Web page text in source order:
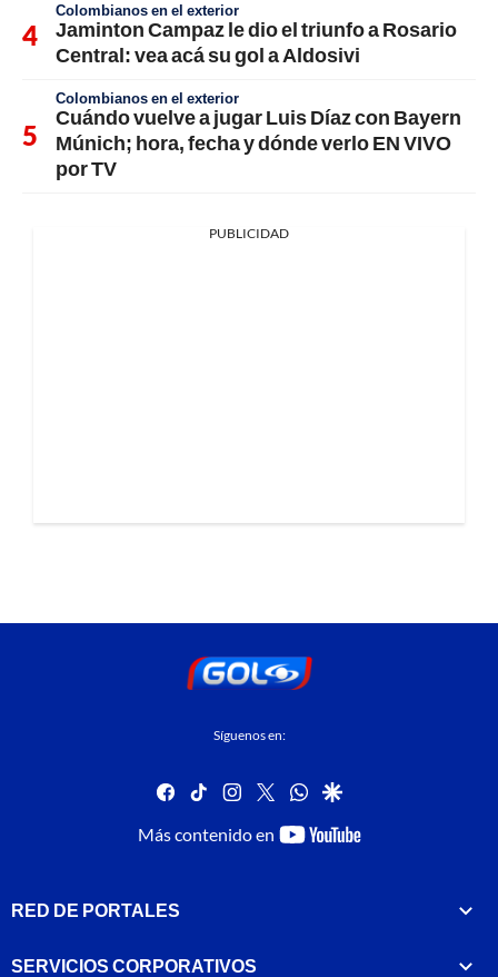
Colombianos en el exterior
Jaminton Campaz le dio el triunfo a Rosario
Central: vea acá su gol a Aldosivi
Colombianos en el exterior
Cuándo vuelve a jugar Luis Díaz con Bayern
Múnich; hora, fecha y dónde verlo EN VIVO
por TV
PUBLICIDAD
Síguenos en:
facebook
tiktok instagram
twitterwhatsapp
google
Más contenido en
youtube-
RED DE PORTALES
SERVICIOS CORPORATIVOS